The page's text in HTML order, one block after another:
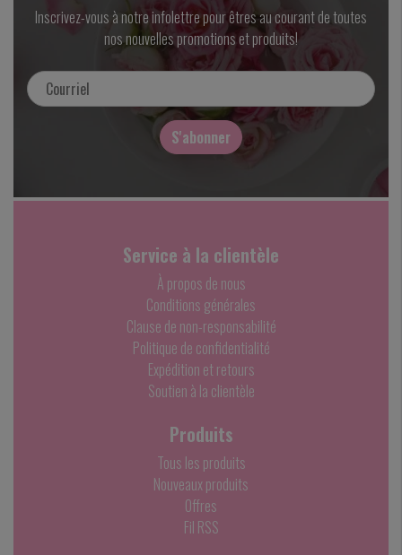
Inscrivez-vous à notre infolettre pour êtres au courant de toutes
nos nouvelles promotions et produits!
S'abonner
Service à la clientèle
À propos de nous
Conditions générales
Clause de non-responsabilité
Politique de confidentialité
Expédition et retours
Soutien à la clientèle
Produits
Tous les produits
Nouveaux produits
Offres
Fil RSS